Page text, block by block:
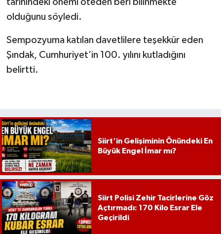
olduğunu söyledi.
Sempozyuma katılan davetlilere teşekkür eden
Şındak, Cumhuriyet’in 100. yılını kutladığını
belirtti.
Siirt'in Gelişiminin Önündeki En
Büyük Engel İmar mı?
Siirt Polisi Zehir Tacirlerine Göz
Açtırmadı: 170 Kilo Esrar Ele
Geçirildi